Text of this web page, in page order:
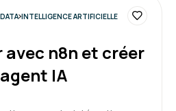
INTELLIGENCE ARTIFICIELLE
n8n et créer
IA